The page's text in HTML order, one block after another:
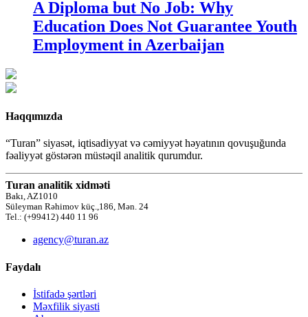
A Diploma but No Job: Why
Education Does Not Guarantee Youth
Employment in Azerbaijan
Haqqımızda
“Turan” siyasət, iqtisadiyyat və cəmiyyət həyatının qovuşuğunda
fəaliyyət göstərən müstəqil analitik qurumdur.
Turan analitik xidməti
Bakı, AZ1010
Süleyman Rəhimov küç.,186, Mən. 24
Tel.: (+99412) 440 11 96
agency@turan.az
Faydalı
İstifadə şərtləri
Məxfilik siyasti